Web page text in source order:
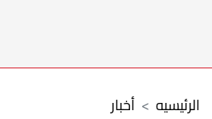
أخبار الرئيسيه